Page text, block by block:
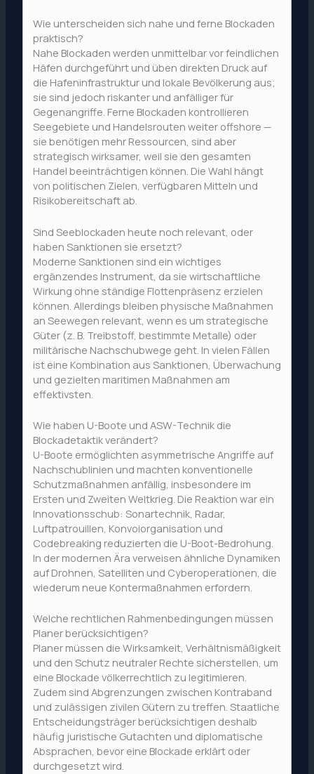
Wie unterscheiden sich nahe und ferne Blockaden
praktisch?
Nahe Blockaden werden unmittelbar vor feindlichen
Häfen durchgeführt und üben direkten Druck auf
die Hafeninfrastruktur und lokale Bevölkerung aus;
sie sind jedoch riskanter und anfälliger für
Gegenangriffe. Ferne Blockaden kontrollieren
Seegebiete und Handelsrouten weiter offshore —
sie benötigen mehr Ressourcen, sind aber
strategisch wirksamer, weil sie den gesamten
Handel beeinträchtigen können. Die Wahl hängt
von politischen Zielen, verfügbaren Mitteln und
Risikobereitschaft ab.
Sind Seeblockaden heute noch relevant, oder
haben Sanktionen sie ersetzt?
Moderne Sanktionen sind ein wichtiges
ergänzendes Instrument, da sie wirtschaftliche
Wirkung ohne ständige Flottenpräsenz erzielen
können. Allerdings bleiben physische Maßnahmen
an Seewegen relevant, wenn es um strategische
Güter (z. B. Treibstoff, bestimmte Metalle) oder
militärische Nachschubwege geht. In vielen Fällen
ist eine Kombination aus Sanktionen, Überwachung
und gezielten maritimen Maßnahmen am
effektivsten.
Wie haben U-Boote und ASW-Technik die
Blockadetaktik verändert?
U-Boote ermöglichten asymmetrische Angriffe auf
Nachschublinien und machten konventionelle
Schutzmaßnahmen anfällig, insbesondere im
Ersten und Zweiten Weltkrieg. Die Reaktion war ein
Innovationsschub: Sonartechnik, Radar,
Luftpatrouillen, Konvoiorganisation und
Codebreaking reduzierten die U-Boot-Bedrohung.
In der modernen Ära verweisen ähnliche Dynamiken
auf Drohnen, Satelliten und Cyberoperationen, die
wiederum neue Kontermaßnahmen erfordern.
Welche rechtlichen Rahmenbedingungen müssen
Planer berücksichtigen?
Planer müssen die Wirksamkeit, Verhältnismäßigkeit
und den Schutz neutraler Rechte sicherstellen, um
eine Blockade völkerrechtlich zu legitimieren.
Zudem sind Abgrenzungen zwischen Kontraband
und zulässigen zivilen Gütern zu treffen. Staatliche
Entscheidungsträger berücksichtigen deshalb
häufig juristische Gutachten und diplomatische
Absprachen, bevor eine Blockade erklärt oder
durchgesetzt wird.